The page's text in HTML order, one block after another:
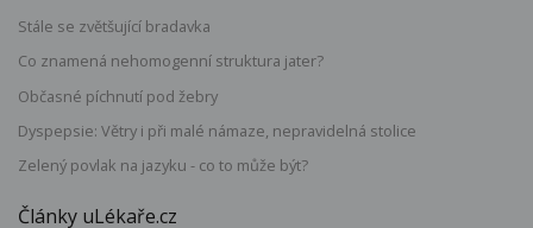
Stále se zvětšující bradavka
Co znamená nehomogenní struktura jater?
Občasné píchnutí pod žebry
Dyspepsie: Větry i při malé námaze, nepravidelná stolice
Zelený povlak na jazyku - co to může být?
Články uLékaře.cz